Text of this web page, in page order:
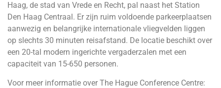
Haag, de stad van Vrede en Recht, pal naast het Station
Den Haag Centraal. Er zijn ruim voldoende parkeerplaatsen
aanwezig en belangrijke internationale vliegvelden liggen
op slechts 30 minuten reisafstand. De locatie beschikt over
een 20-tal modern ingerichte vergaderzalen met een
capaciteit van 15-650 personen.
Voor meer informatie over The Hague Conference Centre: